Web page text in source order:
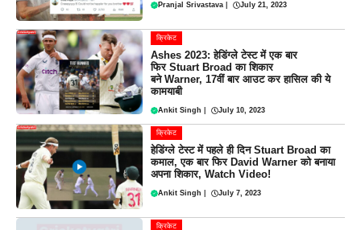
Pranjal Srivastava July 21, 2023
क्रिकेट
Ashes 2023: हेडिंग्ले टेस्ट में एक बार
फिर Stuart Broad का शिकार
बने Warner, 17वीं बार आउट कर हासिल की ये
कामयाबी
Ankit Singh July 10, 2023
क्रिकेट
हेडिंग्ले टेस्ट में पहले ही दिन Stuart Broad का
कमाल, एक बार फिर David Warner को बनाया
अपना शिकार, Watch Video!
Ankit Singh July 7, 2023
क्रिकेट